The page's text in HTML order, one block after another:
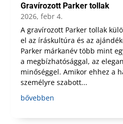
Gravírozott Parker tollak
2026, febr 4.
A gravírozott Parker tollak
el az íráskultúra és az
Parker márkanév több mint
a megbízhatósággal, az
minőséggel. Amikor ehhez a
személyre szabott...
bővebben